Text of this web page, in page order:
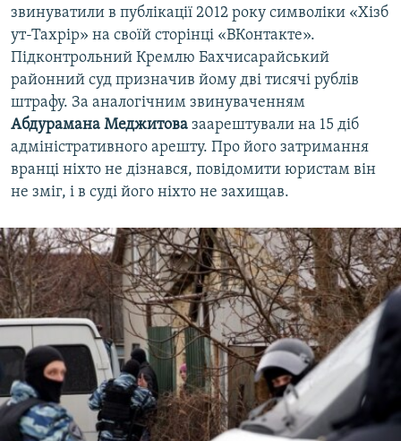
звинуватили в публікації 2012 року символіки «Хізб
ут-Тахрір» на своїй сторінці «ВКонтакте».
Підконтрольний Кремлю Бахчисарайський
районний суд призначив йому дві тисячі рублів
штрафу. За аналогічним звинуваченням
Абдурамана Меджитова заарештували на 15 діб
адміністративного арешту. Про його затримання
вранці ніхто не дізнався, повідомити юристам він
не зміг, і в суді його ніхто не захищав.